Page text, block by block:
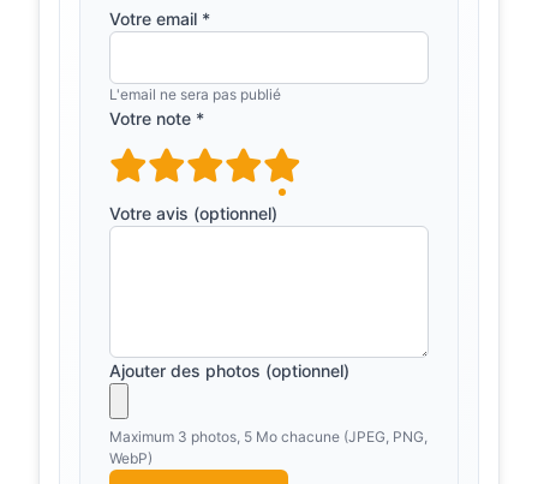
Castro Daire (Viseu)
O novo baloiço
instagramável de Portugal
tem um cavalo de madeira
— NiT
nit.pt
Encontra-o na Aldeia de Lamelas, no
concelho de Castro Daire, em Viseu.
Foi inspirado na lenda do
BALOIÇO
Turismo
Centro
Votre email *
L'email ne sera pas publié
Votre note *
Votre avis (optionnel)
Ajouter des photos (optionnel)
Maximum 3 photos, 5 Mo chacune (JPEG, PNG,
WebP)